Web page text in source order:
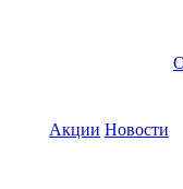
Акции Новости